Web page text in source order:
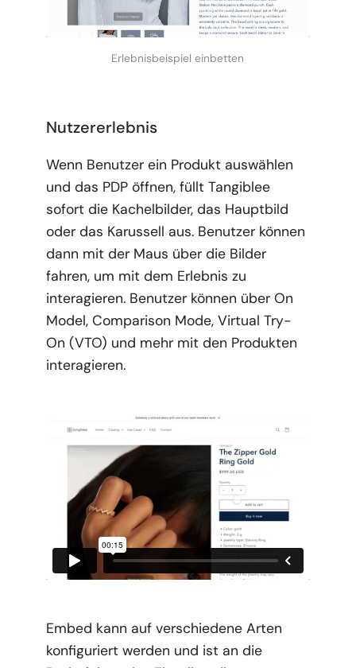
Erlebnisbeispiel einbetten
Nutzererlebnis
Wenn Benutzer ein Produkt auswählen
und das PDP öffnen, füllt Tangiblee
sofort die Kachelbilder, das Hauptbild
oder das Karussell aus. Benutzer können
dann mit der Maus über die Bilder
fahren, um mit dem Erlebnis zu
interagieren. Benutzer können über On
Model, Comparison Mode, Virtual Try-
On (VTO) und mehr mit den Produkten
interagieren.
Embed kann auf verschiedene Arten
konfiguriert werden und ist an die